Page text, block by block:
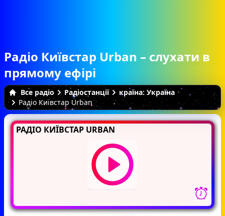
Радіо Київстар Urban – слухати в
прямому ефірі
Все радіо Радіостанції
країна: Україна
Радіо Київстар Urban
РАДІО КИЇВСТАР URBAN